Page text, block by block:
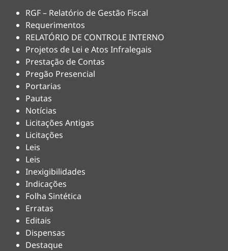
RGF – Relatório de Gestão Fiscal
Requerimentos
RELATÓRIO DE CONTROLE INTERNO
Projetos de Lei e Atos Infralegais
Prestação de Contas
Pregão Presencial
Portarias
Pautas
Notícias
Licitações Antigas
Licitações
Leis
Leis
Inexigibilidades
Indicações
Folha Sintética
Erratas
Editais
Dispensas
Destaque